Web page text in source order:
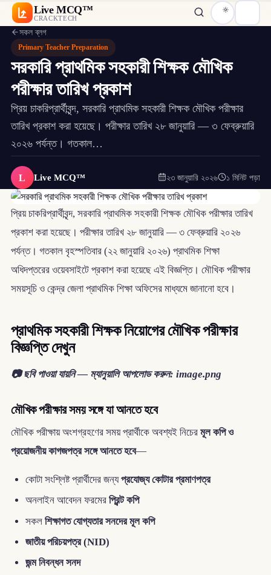
Live MCQ™
CRACKTECH
সকল ব্লগ
Primary Teacher Preparation
সরকারি প্রাথমিক সহকারী শিক্ষক মৌখিক
পরীক্ষার তারিখ প্রকাশ
প্রিয় চাকরিপ্রার্থীবৃন্দ, সরকারি প্রাথমিক সহকারী শিক্ষক মৌখিক পরীক্ষার
তারিখ প্রকাশ করা হয়েছে। পরীক্ষার তারিখ ২৮ জানুয়ারি — ৩ ফেব্রুয়ারি
২০২৬ পর্যন্ত। গতকাল…
L Live MCQ™ ২৩ জানুয়ারি ২০২৬ ১ মিনিট পড়া
প্রিয় চাকরিপ্রার্থীবৃন্দ, সরকারি প্রাথমিক সহকারী শিক্ষক মৌখিক পরীক্ষার তারিখ
প্রকাশ করা হয়েছে। পরীক্ষার তারিখ ২৮ জানুয়ারি — ৩ ফেব্রুয়ারি ২০২৬
পর্যন্ত। গতকাল বৃহস্পতিবার (২২ জানুয়ারি ২০২৬) প্রাথমিক শিক্ষা
অধিদপ্তরের ওয়েবসাইটে প্রকাশ করা হয়েছে এই বিজ্ঞপ্তি। মৌখিক পরীক্ষার
সময়সূচি ও কেন্দ্র জেলা প্রাথমিক শিক্ষা অফিসের মাধ্যমে জানানো হবে।
প্রাথমিক সহকারী শিক্ষক নিয়োগের মৌখিক পরীক্ষার
বিজ্ঞপ্তি দেখুন
📷 ছবি পাওয়া যায়নি — ম্যানুয়ালি আপলোড করুন: image.png
মৌখিক পরীক্ষার সময় সঙ্গে যা আনতে হবে
মৌখিক পরীক্ষায় অংশগ্রহণের সময় প্রার্থীকে অবশ্যই নিচের মূল কপি ও
প্রয়োজনীয় কাগজপত্র সঙ্গে আনতে হবে—
কোটা সংশ্লিষ্ট প্রার্থীদের জন্যপ্রযোজ্য কোটার প্রমাণপত্র
অনলাইন আবেদন ফরমের প্রিন্ট কপি
সকল শিক্ষাগত যোগ্যতার সনদের মূল কপি
জাতীয় পরিচয়পত্র (NID)
জন্ম নিবন্ধন সনদ